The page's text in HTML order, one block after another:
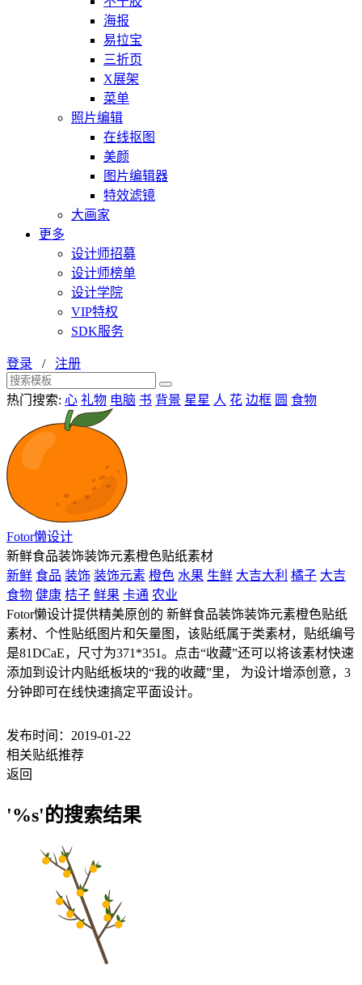
海报
易拉宝
三折页
X展架
菜单
照片编辑
在线抠图
美颜
图片编辑器
特效滤镜
大画家
更多
设计师招募
设计师榜单
设计学院
VIP特权
SDK服务
登录 / 注册
热门搜索: 心 礼物 电脑 书 背景 星星 人 花 边框 圆 食物
Fotor懒设计
新鲜食品装饰装饰元素橙色贴纸素材
新鲜 食品 装饰 装饰元素 橙色 水果 生鲜 大吉大利 橘子 大吉
食物 健康 桔子 鲜果 卡通 农业
Fotor懒设计提供精美原创的 新鲜食品装饰装饰元素橙色贴纸
素材、个性贴纸图片和矢量图，该贴纸属于类素材，贴纸编号
是81DCaE，尺寸为371*351。点击“收藏”还可以将该素材快速
添加到设计内贴纸板块的“我的收藏”里， 为设计增添创意，3
分钟即可在线快速搞定平面设计。
发布时间：2019-01-22
相关贴纸推荐
返回
'%s'的搜索结果